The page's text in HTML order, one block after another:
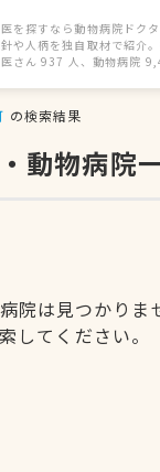
を探すなら動物病院ドクタ
や人柄を独自取材で紹介
さん 937 人、動物病院
の検索結果
動物病院
院は見つかりま
してください。